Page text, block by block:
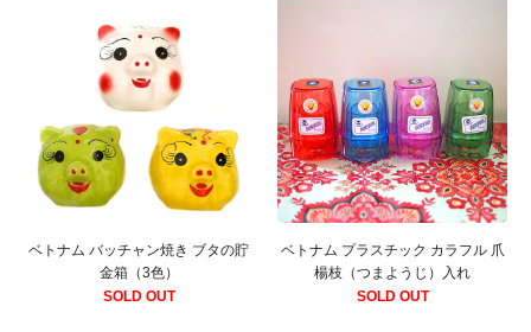
ベトナム バッチャン焼き ブタの貯
金箱（3色）
SOLD OUT
ベトナム プラスチック カラフル 爪
楊枝（つまようじ）入れ
SOLD OUT